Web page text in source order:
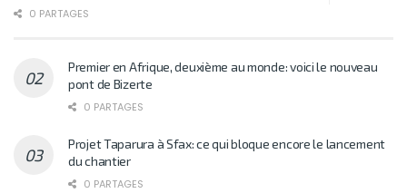
0 PARTAGES
Premier en Afrique, deuxième au monde: voici le nouveau
pont de Bizerte
0 PARTAGES
Projet Taparura à Sfax: ce qui bloque encore le lancement
du chantier
0 PARTAGES